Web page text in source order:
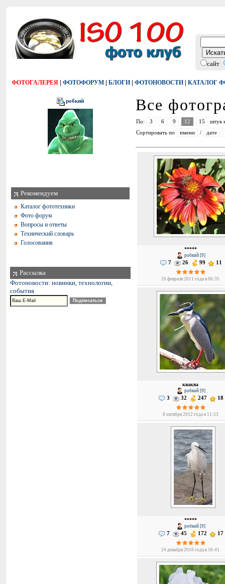
сайт
ФОТОГАЛЕРЕЯ | ФОТОФОРУМ | БЛОГИ | ФОТОНОВОСТИ | КАТАЛОГ
робкий
Рекомендуем
Каталог фототехники
Фото форум
Вопросы и ответы
Технический словарь
Голосования
Рассылка
Фотоновости: новинки, технологии,
события
Все
По: 3 6 9 12 15
штук
Сортировать по
имени / дате
*****
робкий [9]
7 26 99 11
20 февраля 2011 года в 06:35
кваква
робкий [9]
3 32 247 18
8 октября 2012 года в 11:53
*****
робкий [9]
7 45 172 17
24 декабря 2010 года в 16:41